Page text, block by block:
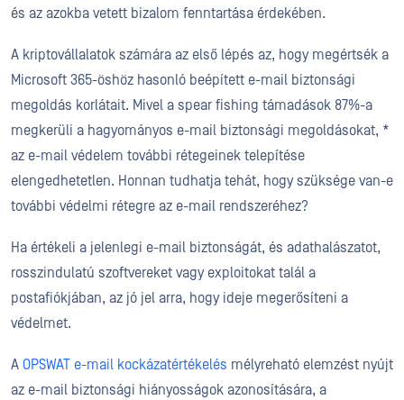
és az azokba vetett bizalom fenntartása érdekében.
A kriptovállalatok számára az első lépés az, hogy megértsék a
Microsoft 365-öshöz hasonló beépített e-mail biztonsági
megoldás korlátait. Mivel a spear fishing támadások 87%-a
megkerüli a hagyományos e-mail biztonsági megoldásokat, *
az e-mail védelem további rétegeinek telepítése
elengedhetetlen. Honnan tudhatja tehát, hogy szüksége van-e
további védelmi rétegre az e-mail rendszeréhez?
Ha értékeli a jelenlegi e-mail biztonságát, és adathalászatot,
rosszindulatú szoftvereket vagy exploitokat talál a
postafiókjában, az jó jel arra, hogy ideje megerősíteni a
védelmet.
A OPSWAT e-mail kockázatértékelés mélyreható elemzést nyújt
az e-mail biztonsági hiányosságok azonosítására, a